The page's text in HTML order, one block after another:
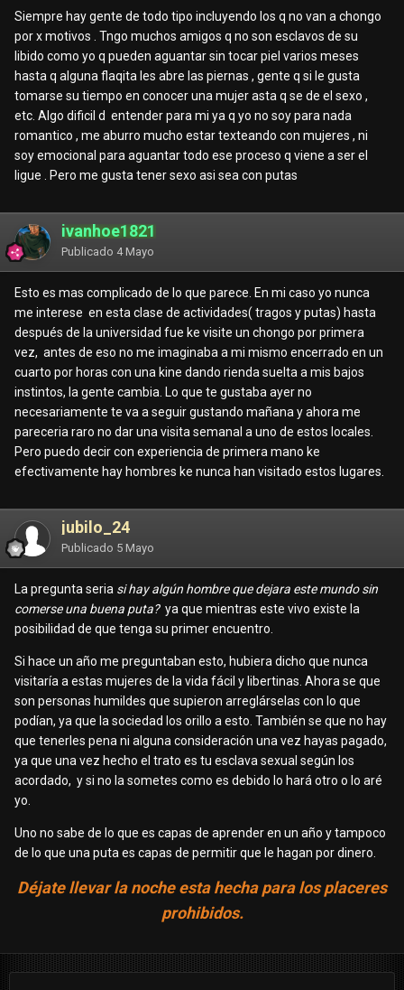
Siempre hay gente de todo tipo incluyendo los q no van a chongo
por x motivos . Tngo muchos amigos q no son esclavos de su
libido como yo q pueden aguantar sin tocar piel varios meses
hasta q alguna flaqita les abre las piernas , gente q si le gusta
tomarse su tiempo en conocer una mujer asta q se de el sexo ,
etc. Algo dificil d entender para mi ya q yo no soy para nada
romantico , me aburro mucho estar texteando con mujeres , ni
soy emocional para aguantar todo ese proceso q viene a ser el
ligue . Pero me gusta tener sexo asi sea con putas
ivanhoe1821
Publicado 4 Mayo
Esto es mas complicado de lo que parece. En mi caso yo nunca
me interese en esta clase de actividades( tragos y putas) hasta
después de la universidad fue ke visite un chongo por primera
vez, antes de eso no me imaginaba a mi mismo encerrado en un
cuarto por horas con una kine dando rienda suelta a mis bajos
instintos, la gente cambia. Lo que te gustaba ayer no
necesariamente te va a seguir gustando mañana y ahora me
pareceria raro no dar una visita semanal a uno de estos locales.
Pero puedo decir con experiencia de primera mano ke
efectivamente hay hombres ke nunca han visitado estos lugares.
jubilo_24
Publicado 5 Mayo
La pregunta seria si hay algún hombre que dejara este mundo sin
comerse una buena puta? ya que mientras este vivo existe la
posibilidad de que tenga su primer encuentro.
Si hace un año me preguntaban esto, hubiera dicho que nunca
visitaría a estas mujeres de la vida fácil y libertinas. Ahora se que
son personas humildes que supieron arreglárselas con lo que
podían, ya que la sociedad los orillo a esto. También se que no hay
que tenerles pena ni alguna consideración una vez hayas pagado,
ya que una vez hecho el trato es tu esclava sexual según los
acordado, y si no la sometes como es debido lo hará otro o lo aré
yo.
Uno no sabe de lo que es capas de aprender en un año y tampoco
de lo que una puta es capas de permitir que le hagan por dinero.
Déjate llevar la noche esta hecha para los placeres
prohibidos.